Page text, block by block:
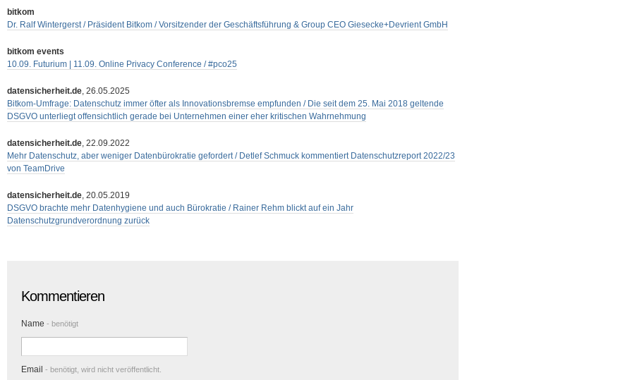
bitkom
Dr. Ralf Wintergerst / Präsident Bitkom / Vorsitzender der Geschäftsführung & Group CEO Giesecke+Devrient GmbH
bitkom events
10.09. Futurium | 11.09. Online Privacy Conference / #pco25
datensicherheit.de, 26.05.2025
Bitkom-Umfrage: Datenschutz immer öfter als Innovationsbremse empfunden / Die seit dem 25. Mai 2018 geltende
DSGVO unterliegt offensichtlich gerade bei Unternehmen einer eher kritischen Wahrnehmung
datensicherheit.de, 22.09.2022
Mehr Datenschutz, aber weniger Datenbürokratie gefordert / Detlef Schmuck kommentiert Datenschutzreport 2022/23
von TeamDrive
datensicherheit.de, 20.05.2019
DSGVO brachte mehr Datenhygiene und auch Bürokratie / Rainer Rehm blickt auf ein Jahr
Datenschutzgrundverordnung zurück
Kommentieren
Name - benötigt
Email - benötigt, wird nicht veröffentlicht.